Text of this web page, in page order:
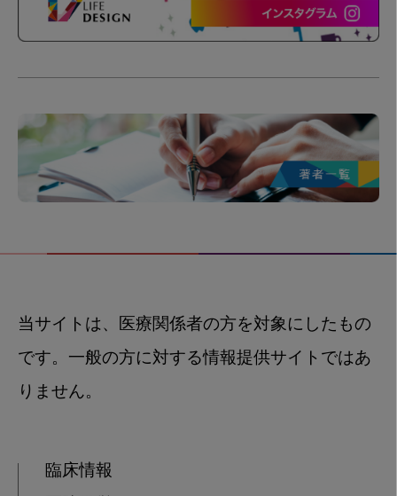
当サイトは、医療関係者の方を対象にしたもの
です。一般の方に対する情報提供サイトではあ
りません。
臨床情報